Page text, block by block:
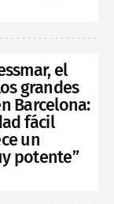
el
grandes
Barcelona:
fácil
un
potente”